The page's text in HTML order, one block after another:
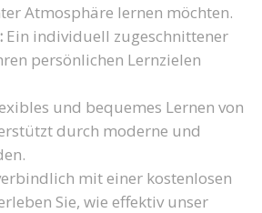
Atmosphäre lernen möchten.
Ein individuell zugeschnittener
persönlichen Lernzielen
und bequemes Lernen von
durch moderne und
mit einer kostenlosen
Sie, wie effektiv unser